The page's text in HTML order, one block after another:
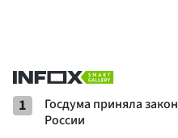
1
Госдума приняла
России